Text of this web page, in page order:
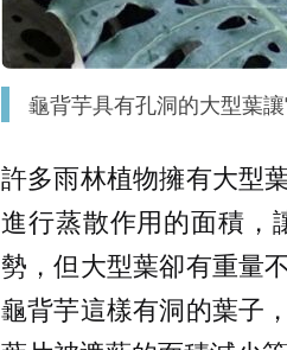
龜背芋具有孔洞的大型葉
許多雨林植物擁有大型
進行蒸散作用的面積，
勢，但大型葉卻有重量
龜背芋這樣有洞的葉子